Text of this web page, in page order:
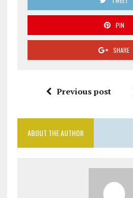
PIN
SHARE
Previous post
ABOUT THE AUTHOR